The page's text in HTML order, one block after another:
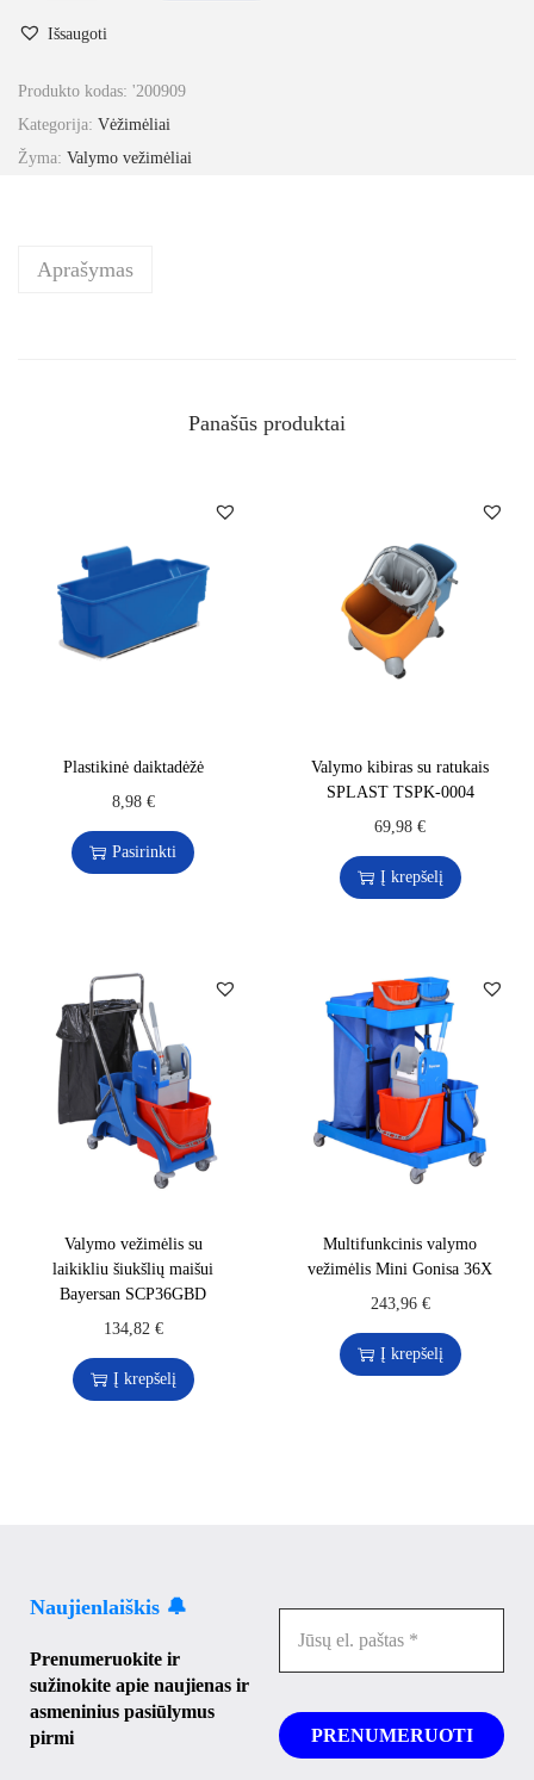
Išsaugoti
Produkto kodas: '200909
Kategorija: Vėžimėliai
Žyma: Valymo vežimėliai
Aprašymas
Panašūs produktai
Plastikinė daiktadėžė
8,98 €
Pasirinkti
Valymo kibiras su ratukais
SPLAST TSPK-0004
69,98€
Į krepšelį
Valymo vežimėlis su
laikikliu šiukšlių maišui
Bayersan SCP36GBD
134,82 €
Į krepšelį
Multifunkcinis valymo
vežimėlis Mini Gonisa 36X
243,96 €
Į krepšelį
Naujienlaiškis 🔔
Prenumeruokite ir
sužinokite apie naujienas ir
asmeninius pasiūlymus
pirmi